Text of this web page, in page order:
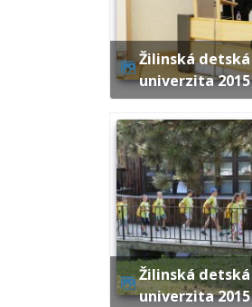
Žilinská detská
univerzita 2015
Žilinská detská
univerzita 2015